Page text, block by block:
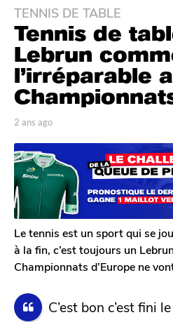
2
a
n
s
a
g
a
n
s
a
g
o
TENNIS DE TABLE
Tennis de
Lebrun
l’irréparable
p
r
T
o
m
G
a
l
e
r
o
2 ans ago
s
a
Le tennis est un sport qui se
à la fin, c’est toujours un
Championnats d’Europe ne
C’est bon c’est fini